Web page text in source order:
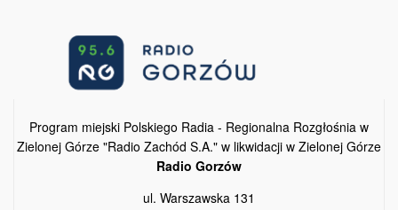
Program miejski Polskiego Radia - Regionalna Rozgłośnia w
Zielonej Górze "Radio Zachód S.A." w likwidacji w Zielonej Górze
Radio Gorzów
ul. Warszawska 131